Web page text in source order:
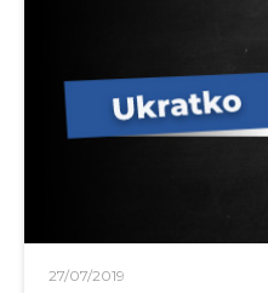
27/07/2019